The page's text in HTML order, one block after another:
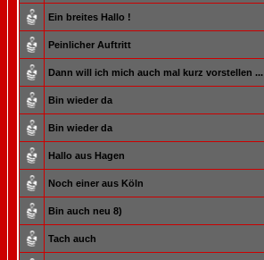
Ein breites Hallo !
Peinlicher Auftritt
Dann will ich mich auch mal kurz vorstellen ...
Bin wieder da
Bin wieder da
Hallo aus Hagen
Noch einer aus Köln
Bin auch neu 8)
Tach auch